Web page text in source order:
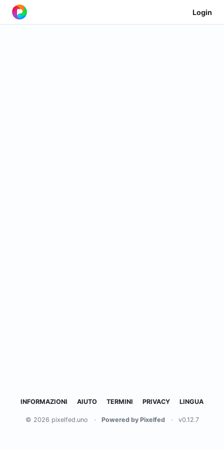
Login
INFORMAZIONI AIUTO TERMINI PRIVACY LINGUA
© 2026 pixelfed.uno · Powered by Pixelfed · v0.12.7